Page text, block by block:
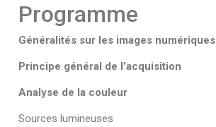
Programme
Généralités sur les images numériques
Principe général de l’acquisition
Analyse de la couleur
Sources lumineuses